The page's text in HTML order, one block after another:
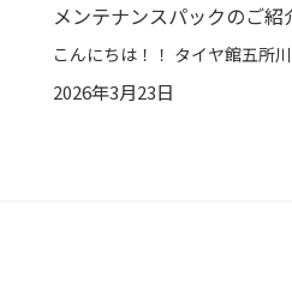
メンテナンスパックのご紹
2026年3月23日